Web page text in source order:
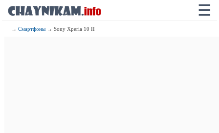
☰
→Смартфоны → Sony Xperia 10 II